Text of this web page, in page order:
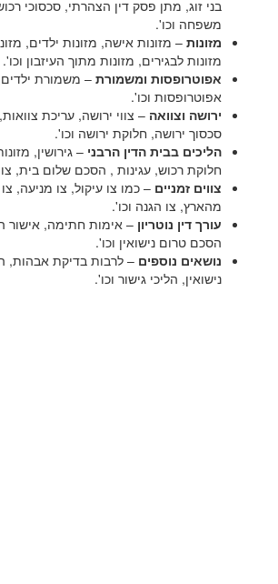
בני זוג, מתן פסק דין הצהרתי, סכסוכי רכוש
משפחה וכו'.
מזונות – מזונות אישה, מזונות ילדים,
מזונות לבגירים, מזונות מתוך העיזבון וכו'.
אפוטרופסות ומשמורת – משמורת
אפוטרופסות וכו'.
ירושה וצוואה – צווי ירושה, עריכת
סכסוך ירושה, חלוקת ירושה וכו'.
הליכים בבית הדין הרבני – גירושין,
חלוקת רכוש, עגינות , הסכם שלום בית, צו
צווים זמניים – כמו צו עיקול, צו מניעה,
מהארץ, צו הגנה וכו'.
עורך דין נוטריון – אימות חתימה, אישור
הסכם טרום נישואין וכו'.
נושאים נוספים– לרבות בדיקת
נישואין, הליכי גישור וכו'.